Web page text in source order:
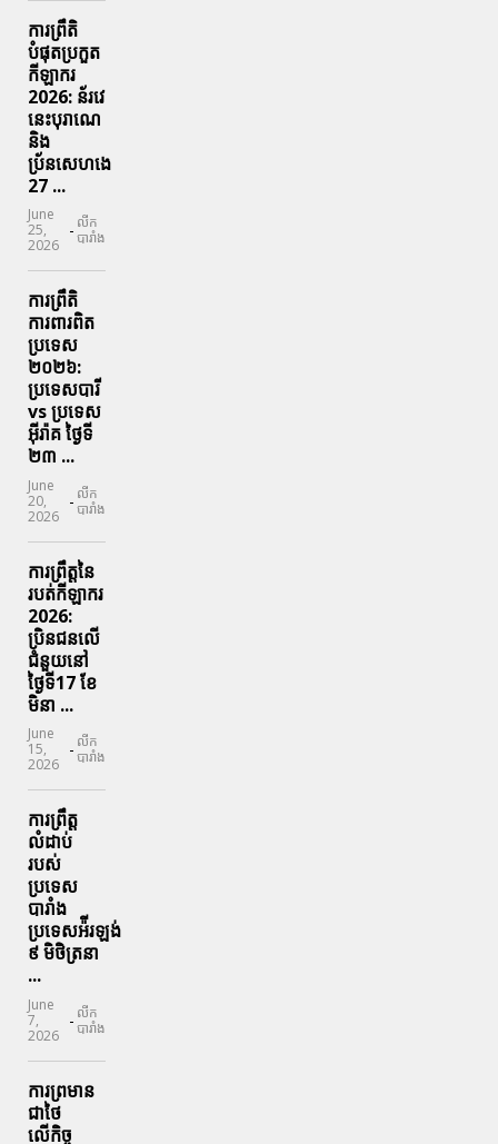
ការព្រឹតិ
បំផុតប្រកួត
កីឡាករ
2026: ន័រវេ
នេះបុរាណេ
និង
ប្រ័នសេហងេ
27 ...
June
25,
2026
- លីក
បារាំង
ការព្រឹតិ
ការពារ​ពិត
ប្រទេស
២០២៦:
ប្រទេសបារី
vs ប្រទេស
អ៊ីរ៉ាគ ថ្ងៃទី​
២៣ ...
June
20,
2026
- លីក
បារាំង
ការព្រឹត្តនៃ
របត់កីឡាករ
2026:
ប្រិនជនលើ
ជំនួយនៅ
ថ្ងៃទី17 ខែ
មិនា ...
June
15,
2026
- លីក
បារាំង
ការព្រឹត្ត
លំដាប់
របស់
ប្រទេស
បារាំង
ប្រទេសអ៉ីរឡង់
៩ មិថិត្រនា
...
June
7,
2026
- លីក
បារាំង
ការព្រមាន
ជាថៃ
លើកិច្ច